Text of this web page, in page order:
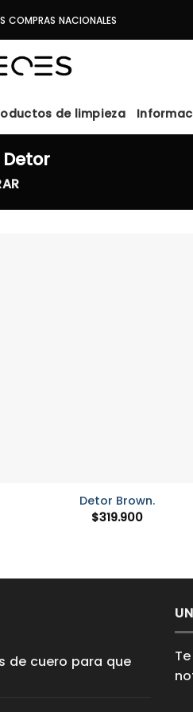
COMPRAS NACIONALES
de limpieza
Detor Brown.
$319.900
de cuero para que